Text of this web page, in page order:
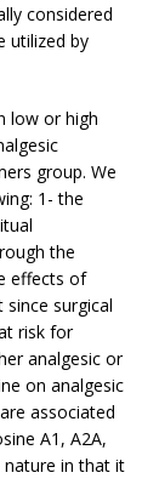
considered
utilized by
low or high
group. We
1- the
the
effects of
since surgical
risk for
analgesic or
on analgesic
associated
A1, A2A,
nature in that it